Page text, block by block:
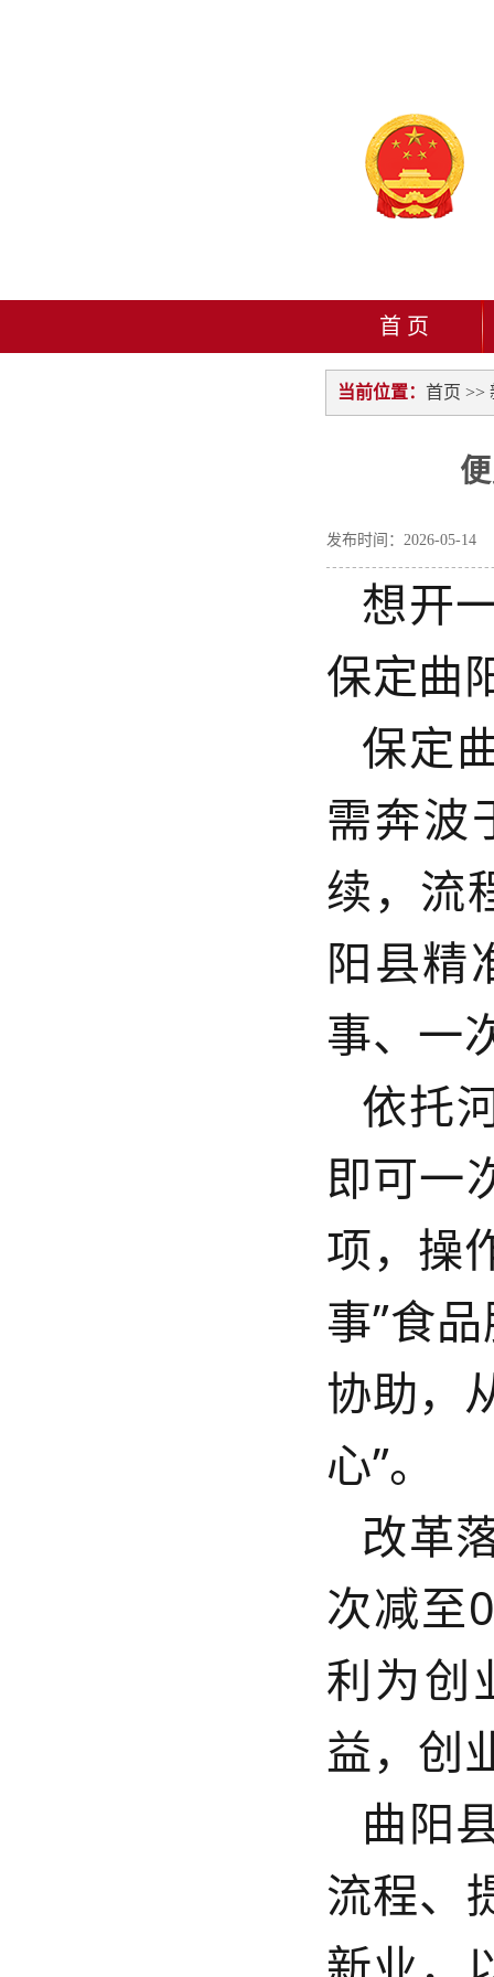
首 页
当前位置： 首页 >>
发布时间：2026-05-
想开
保定曲
保定
需奔波
续，流
阳县精
事、一
依托
即可一
项，操
事”食
协助，
心”。
改革
次减至
利为创
益，创
曲阳
流程、